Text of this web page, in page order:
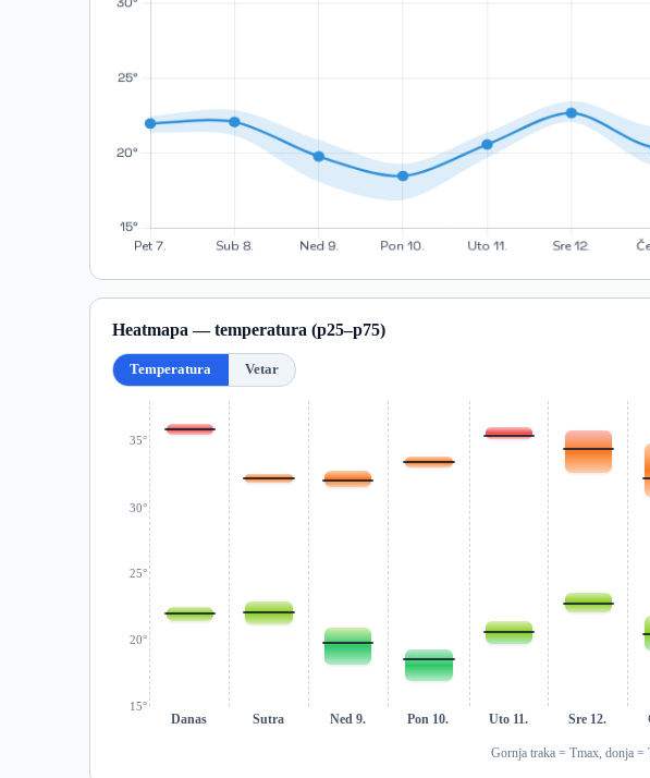
Heatmapa — temperatura (p25–p75)
Temperatura Vetar
15°
20°
25°
30°
35°
Danas Sutra Ned 9. Pon 10. Uto 11. Sre 12.
Gornja traka = Tmax, donja =